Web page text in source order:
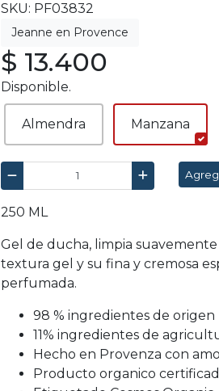
SKU: PF03832
$ 13.400
Disponible.
Almendra Manzana
250 ML
Gel de ducha, limpia
textura gel y su fina y cremosa
perfumada.
98 % ingredientes de origen
11% ingredientes de
Hecho en Provenza con
Producto organico